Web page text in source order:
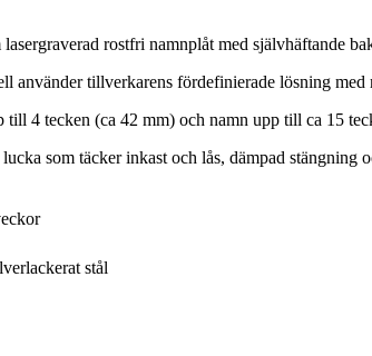
lasergraverad rostfri namnplåt med självhäftande
använder tillverkarens fördefinierade lösning med
till 4 tecken (ca 42 mm) och namn upp till ca 15
som täcker inkast och lås, dämpad stängning
stål